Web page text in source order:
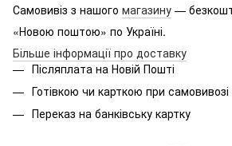
Самовивіз з нашого магазину —
«Новою поштою» по Україні.
Більше інформації про доставку
Післяплата на Новій Пошті
Готівкою чи карткою при
Переказ на банківську картку